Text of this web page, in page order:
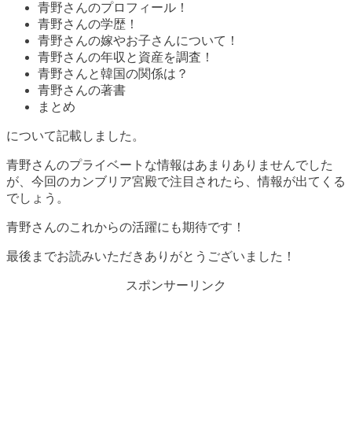
青野さんのプロフィール！
青野さんの学歴！
青野さんの嫁やお子さんについて！
青野さんの年収と資産を調査！
青野さんと韓国の関係は？
青野さんの著書
まとめ
について記載しました。
青野さんのプライベートな情報はあまりありませんでした
が、今回のカンブリア宮殿で注目されたら、情報が出てくる
でしょう。
青野さんのこれからの活躍にも期待です！
最後までお読みいただきありがとうございました！
スポンサーリンク